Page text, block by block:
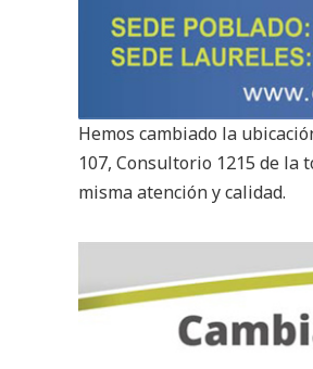
Hemos cambiado la
107, Consultorio 1215 de
misma atención y calidad.